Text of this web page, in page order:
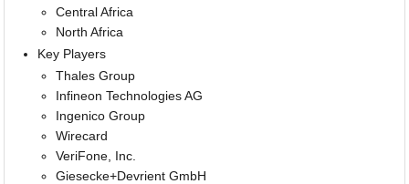
Central Africa
North Africa
Key Players
Thales Group
Infineon Technologies AG
Ingenico Group
Wirecard
VeriFone, Inc.
Giesecke+Devrient GmbH